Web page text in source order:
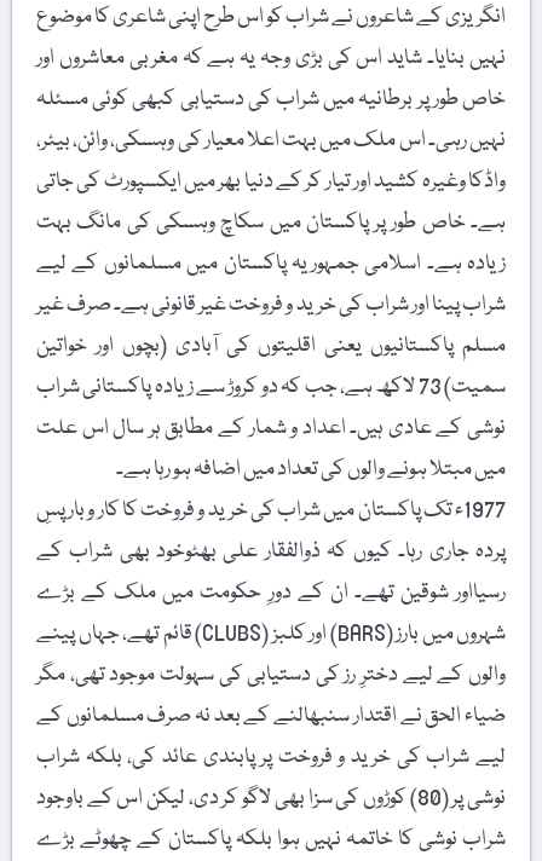
انگریزی کے شاعروں نے شراب کو اس طرح اپنی شاعری کا موضوع
نہیں بنایا۔ شاید اس کی بڑی وجہ یہ ہے کہ مغربی معاشروں اور
خاص طور پر برطانیہ میں شراب کی دستیابی کبھی کوئی مسئلہ
نہیں رہی۔ اس ملک میں بہت اعلا معیار کی وہسکی، وائن، بیئر،
واڈکا وغیرہ کشید اور تیار کر کے دنیا بھر میں ایکسپورٹ کی جاتی
ہے۔ خاص طور پر پاکستان میں سکاچ وہسکی کی مانگ بہت
زیادہ ہے۔ اسلامی جمہوریہ پاکستان میں مسلمانوں کے لیے
شراب پینا اور شراب کی خرید و فروخت غیر قانونی ہے۔ صرف غیر
مسلم پاکستانیوں یعنی اقلیتوں کی آبادی (بچوں اور خواتین
سمیت) 73 لاکھ ہے، جب کہ دو کروڑ سے زیادہ پاکستانی شراب
نوشی کے عادی ہیں۔ اعداد و شمار کے مطابق ہر سال اس علت
میں مبتلا ہونے والوں کی تعداد میں اضافہ ہو رہا ہے۔
1977ء تک پاکستان میں شراب کی خرید و فروخت کا کار و بار پسِ
پردہ جاری رہا۔ کیوں کہ ذوالفقار علی بھٹوخود بھی شراب کے
رسیااور شوقین تھے۔ ان کے دورِ حکومت میں ملک کے بڑے
شہروں میں بارز (BARS) اور کلبز (CLUBS) قائم تھے، جہاں پینے
والوں کے لیے دخترِ رز کی دستیابی کی سہولت موجود تھی، مگر
ضیاء الحق نے اقتدار سنبھالنے کے بعد نہ صرف مسلمانوں کے
لیے شراب کی خرید و فروخت پر پابندی عائد کی، بلکہ شراب
نوشی پر (80) کوڑوں کی سزا بھی لاگو کر دی، لیکن اس کے باوجود
شراب نوشی کا خاتمہ نہیں ہوا بلکہ پاکستان کے چھوٹے بڑے